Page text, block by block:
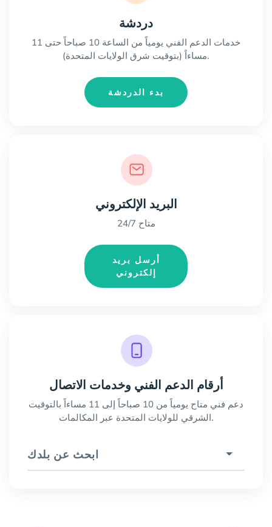
دردشة
خدمات الدعم الفني يومياً من الساعة 10 صباحاً حتى 11
مساءاً (بتوقيت شرق الولايات المتحدة).
بدء الدردشة
البريد الإلكتروني
متاح 24/7
أرسل بريد
إلكتروني
أرقام الدعم الفني وخدمات الاتصال
دعم فني متاح يومياً من 10 صباحاً إلى 11 مساءاً بالتوقيت
الشرقي للولايات المتحدة عبر المكالمات.
ابحث عن بلدك